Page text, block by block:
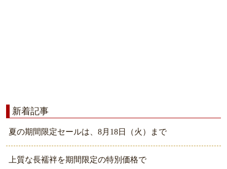
新着記事
夏の期間限定セールは、8月18日（火）まで
上質な長襦袢を期間限定の特別価格で